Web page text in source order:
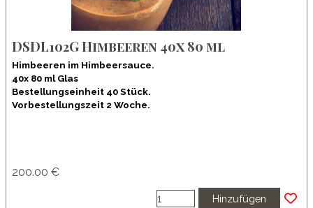
DSDL102G Himbeeren 40x 80 ml
Himbeeren im Himbeersauce.
40x 80 ml Glas
Bestellungseinheit 40 Stück.
Vorbestellungszeit 2 Woche.
200.00 €
Hinzufügen